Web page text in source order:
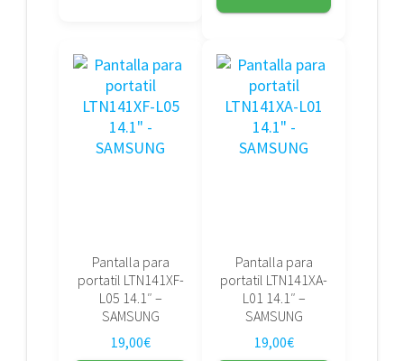
Pantalla para
portatil LTN141XF-
L05 14.1″ –
SAMSUNG
19,00€
Pantalla para
portatil LTN141XA-
L01 14.1″ –
SAMSUNG
19,00€